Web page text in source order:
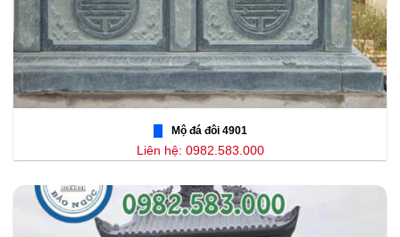
Mộ đá đôi 4901
Liên hệ: 0982.583.000